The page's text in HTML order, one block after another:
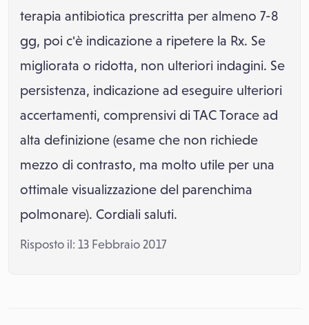
terapia antibiotica prescritta per almeno 7-8
gg, poi c'è indicazione a ripetere la Rx. Se
migliorata o ridotta, non ulteriori indagini. Se
persistenza, indicazione ad eseguire ulteriori
accertamenti, comprensivi di TAC Torace ad
alta definizione (esame che non richiede
mezzo di contrasto, ma molto utile per una
ottimale visualizzazione del parenchima
polmonare). Cordiali saluti.
Risposto il: 13 Febbraio 2017